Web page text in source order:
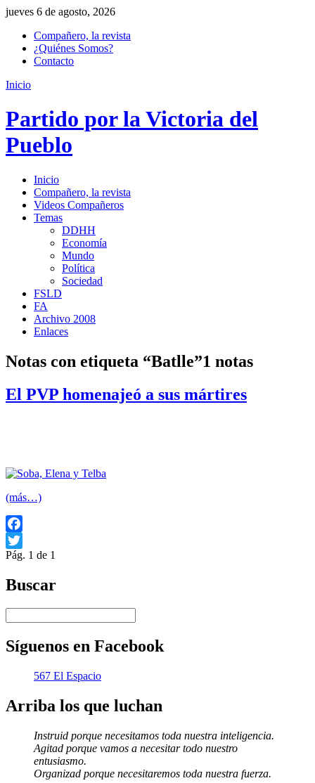
jueves 6 de agosto, 2026
Compañero, la revista
¿Quiénes Somos?
Contacto
Inicio
Partido por la Victoria del
Pueblo
Inicio
Compañero, la revista
Videos Compañeros
Temas
DDHH
Economía
Mundo
Política
Sociedad
FSLD
FA
Archivo 2008
Enlaces
Notas con etiqueta “Batlle”1 notas
El PVP homenajeó a sus mártires
(más…)
Facebook
Twitter
Pág. 1 de 1
Buscar
Síguenos en Facebook
567 El Espacio
Arriba los que luchan
Instruid porque necesitamos toda nuestra inteligencia.
Agitad porque vamos a necesitar todo nuestro
entusiasmo.
Organizad porque necesitaremos toda nuestra fuerza.